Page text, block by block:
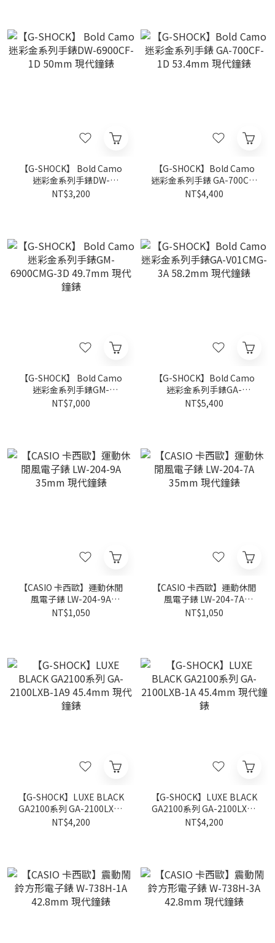
【G-SHOCK】 Bold Camo
迷彩金系列手錶DW-
6900CF-1D 50mm 現代鐘
NT$3,200
【G-SHOCK】Bold Camo
迷彩金系列手錶 GA-700CF-
1D 53.4mm 現代鐘錶
NT$4,400
【G-SHOCK】 Bold Camo
迷彩金系列手錶GM-
6900CMG-3D 49.7mm 現代
NT$7,000
【G-SHOCK】Bold Camo
迷彩金系列手錶GA-
V01CMG-3A 58.2mm 現代
NT$5,400
【CASIO 卡西歐】運動休閒
風電子錶 LW-204-9A
35mm 現代鐘錶
NT$1,050
【CASIO 卡西歐】運動休閒
風電子錶 LW-204-7A
35mm 現代鐘錶
NT$1,050
【G-SHOCK】LUXE BLACK
GA2100系列 GA-2100LXB-
1A9 45.4mm 現代鐘錶
NT$4,200
【G-SHOCK】LUXE BLACK
GA2100系列 GA-2100LXB-
1A 45.4mm 現代鐘錶
NT$4,200